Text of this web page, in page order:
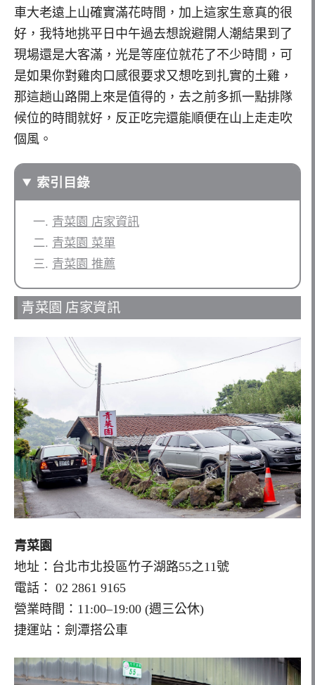
車大老遠上山確實滿花時間，加上這家生意真的很
好，我特地挑平日中午過去想說避開人潮結果到了
現場還是大客滿，光是等座位就花了不少時間，可
是如果你對雞肉口感很要求又想吃到扎實的土雞，
那這趟山路開上來是值得的，去之前多抓一點排隊
候位的時間就好，反正吃完還能順便在山上走走吹
個風。
索引目錄
青菜園 店家資訊
青菜園 菜單
青菜園 推薦
青菜園 店家資訊
青菜園
地址：台北市北投區竹子湖路55之11號
電話： 02 2861 9165
營業時間：11:00–19:00 (週三公休)
捷運站：劍潭搭公車